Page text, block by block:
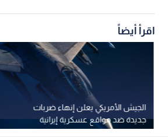
اقرأ أيضاً
الجيش الأمريكي يعلن إنهاء ضربات
جديدة ضد مواقع عسكرية إيرانية